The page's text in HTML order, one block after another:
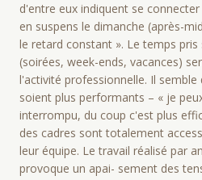
d'entre eux indiquent se
en suspens le dimanche (après-
le retard constant ». Le temps pris
(soirées, week-ends, vacances)
l'activité professionnelle. Il
soient plus performants – « je
interrompu, du coup c'est plus
des cadres sont totalement
leur équipe. Le travail réalisé par
provoque un apai- sement des